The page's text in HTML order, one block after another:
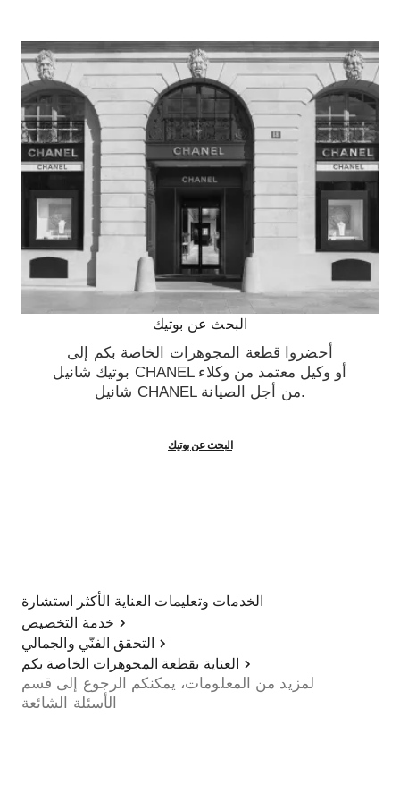
البحث عن بوتيك
أحضروا قطعة المجوهرات الخاصة بكم إلى
بوتيك شانيل CHANEL أو وكيل معتمد من وكلاء
شانيل CHANEL من أجل الصيانة.
البحث عن بوتيك
الخدمات وتعليمات العناية الأكثر استشارة
خدمة التخصيص
التحقق الفنّي والجمالي
العناية بقطعة المجوهرات الخاصة بكم
لمزيد من المعلومات، يمكنكم الرجوع إلى قسم
الأسئلة الشائعة